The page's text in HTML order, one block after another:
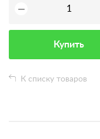
−
Купить
К списку товаров